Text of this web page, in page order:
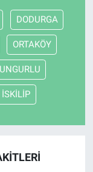
DODURGA
ORTAKÖY
İSKİLİP